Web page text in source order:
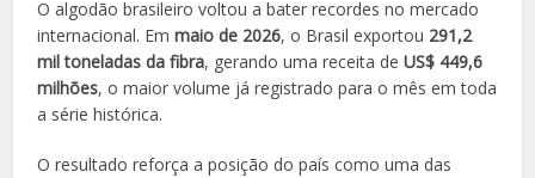
O algodão brasileiro voltou a bater recordes no mercado
internacional. Emmaio de 2026, o Brasil exportou 291,2
mil toneladas da fibra, gerando uma receita deUS$ 449,6
milhões, o maior volume já registrado para o mês em toda
a série histórica.
O resultado reforça a posição do país como uma das